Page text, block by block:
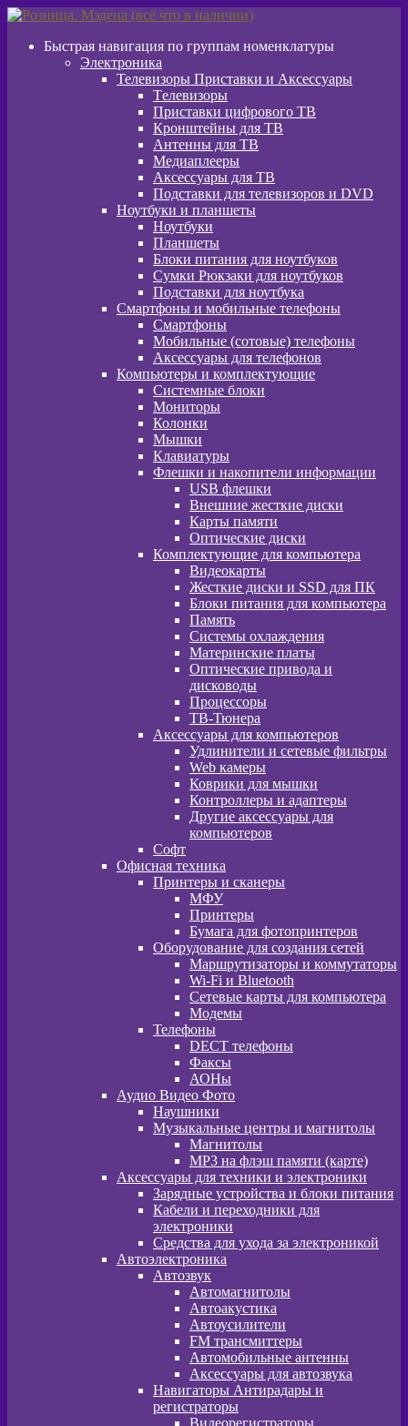
Перейти
навигации
Перейти
содержимому
Быстрая навигация по группам номенклатуры
Электроника
Телевизоры Приставки и Аксессуары
Tелевизоры
Приставки цифрового ТВ
Кронштейны для ТВ
Антенны для ТВ
Медиаплееры
Аксессуары для ТВ
Подставки для телевизоров и DVD
Ноутбуки и планшеты
Ноутбуки
Планшеты
Блоки питания для ноутбуков
Сумки Рюкзаки для ноутбуков
Подставки для ноутбука
Смартфоны и мобильные телефоны
Смартфоны
Мобильные (сотовые) телефоны
Аксессуары для телефонов
Компьютеры и комплектующие
Системные блоки
Мониторы
Колонки
Мышки
Клавиатуры
Флешки и накопители информации
USB флешки
Внешние жесткие диски
Карты памяти
Оптические диски
Комплектующие для компьютера
Видеокарты
Жесткие диски и SSD для ПК
Блоки питания для компьютера
Память
Системы охлаждения
Материнские платы
Оптические привода и
дисководы
Процессоры
ТВ-Тюнера
Аксессуары для компьютеров
Удлинители и сетевые фильтры
Web камеры
Коврики для мышки
Контроллеры и адаптеры
Другие аксессуары для
компьютеров
Софт
Офисная техника
Принтеры и сканеры
МФУ
Принтеры
Бумага для фотопринтеров
Оборудование для создания сетей
Маршрутизаторы и коммутаторы
Wi-Fi и Bluetooth
Сетевые карты для компьютера
Модемы
Телефоны
DECT телефоны
Факсы
АОНы
Аудио Видео Фото
Наушники
Музыкальные центры и магнитолы
Магнитолы
MP3 на флэш памяти (карте)
Аксессуары для техники и электроники
Зарядные устройства и блоки питания
Кабели и переходники для
электроники
Средства для ухода за электроникой
Автоэлектроника
Автозвук
Автомагнитолы
Автоакустика
Автоусилители
FM трансмиттеры
Автомобильные антенны
Аксессуары для автозвука
Навигаторы Антирадары и
регистраторы
Видеорегистраторы